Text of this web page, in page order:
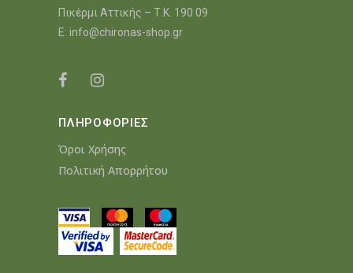
Πικέρμι Αττικής – Τ.Κ. 190 09
E: info@chironas-shop.gr
ΠΛΗΡΟΦΟΡΙΕΣ
Όροι Χρήσης
Πολιτική Απορρήτου